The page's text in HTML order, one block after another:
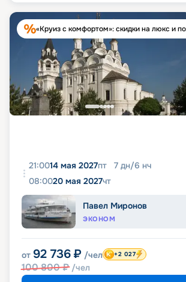
«Круиз с комфортом»: скидки на люкс и
21:0014 мая 2027пт 7 дн/6 нч
08:0020 мая 2027чт
Павел Миронов
ЭКОНОМ
от 92 736 ₽ /чел
100 800₽ /чел
+2 027